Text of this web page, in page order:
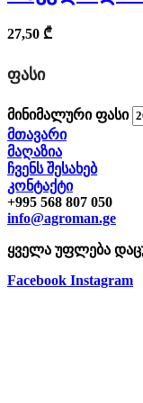
27,50 ₾
ᲤᲐᲡᲘ
მინიმალური ფასი
მთავარი
მაღაზია
ჩვენს შესახებ
კონტაქტი
+995 568 807 050
info@agroman.ge
ყველა უფლება
Facebook Instagram